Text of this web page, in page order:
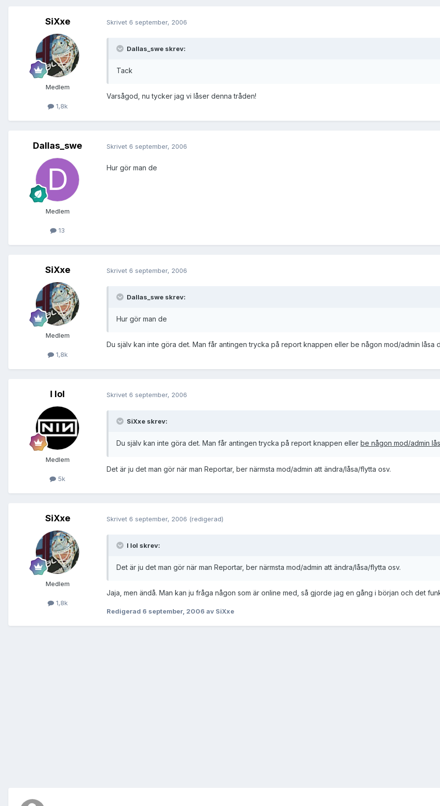
SiXxe
Medlem
1,8k
Skrivet 6 september, 2006
Dallas_swe skrev:
Tack
Varsågod, nu tycker jag vi låser denna tråden!
Dallas_swe
Medlem
13
Skrivet 6 september, 2006
Hur gör man de
SiXxe
Medlem
1,8k
Skrivet 6 september, 2006
Dallas_swe skrev:
Hur gör man de
Du själv kan inte göra det. Man får antingen trycka på report knappen eller be någon mod/admin låsa
I lol
Medlem
5k
Skrivet 6 september, 2006
SiXxe skrev:
Du själv kan inte göra det. Man får antingen trycka på report knappen eller be någon mod/admin
Det är ju det man gör när man Reportar, ber närmsta mod/admin att ändra/låsa/flytta osv.
SiXxe
Medlem
1,8k
Skrivet 6 september, 2006 (redigerad)
I lol skrev:
Det är ju det man gör när man Reportar, ber närmsta mod/admin att ändra/låsa/flytta osv.
Jaja, men ändå. Man kan ju fråga någon som är online med, så gjorde jag en gång i början och det
Redigerad 6 september, 2006 av SiXxe